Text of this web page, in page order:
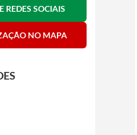
REDES SOCIAIS
NO MAPA